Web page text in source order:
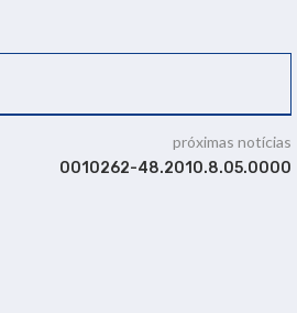
próximas notícias
0010262-48.2010.8.05.0000